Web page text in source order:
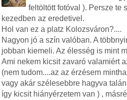
feltöltött fotóval ). Persze te
kezedben az eredetivel.
Hol van ez a platz Kolozsváron?....
Nagyon jó a szín valóban. A
jobban kiemeli. Az élesség is mint
Ami nekem kicsit zavaró valamiért
(nem tudom....az az érzésem
vagy akár szélesebbre hagyva
így kicsit hiányérzetem van ) ,